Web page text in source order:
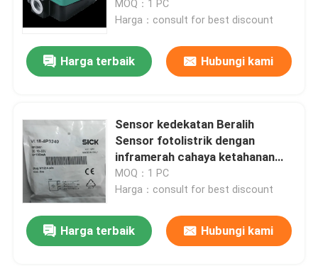
MOQ：1 PC
Harga：consult for best discount
Harga terbaik Hubungi kami
Sensor kedekatan Beralih
Sensor fotolistrik dengan
inframerah cahaya ketahanan
kimia
MOQ：1 PC
Harga：consult for best discount
Harga terbaik Hubungi kami